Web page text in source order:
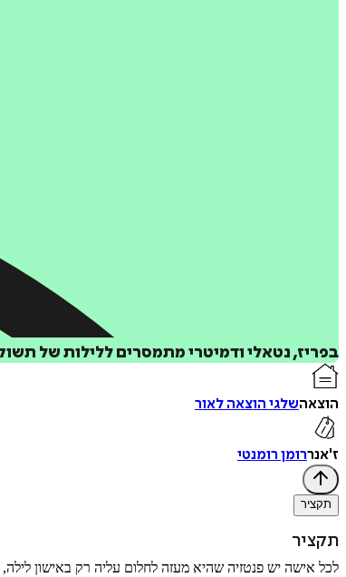
בפריז, נטאלי ודמיטרי מתמסרים ללילות של
הוצאהשלגי הוצאה לאור
ז'אנררומן רומנטי
תקציר
תקציר
לכל אישה יש פנטזיה שהיא מעזה לחלום עליה רק באישון